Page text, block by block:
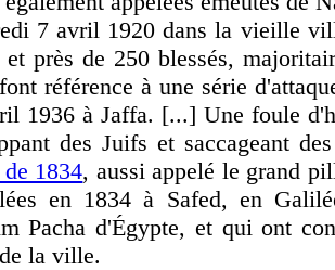
7 avril 1920 dans la vieille
et près de 250 blessés,
référence à une série
1936 à Jaffa. [...] Une foule
des Juifs et saccageant
de 1834, aussi appelé le grand
en 1834 à Safed, en
Pacha d'Égypte, et qui ont
la ville.